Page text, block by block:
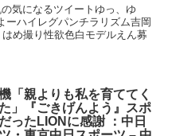
気になるツイートゆっ、ゆ
ーハイレグパンチラリズム吉岡
め撮り性欲色白モデルえん募
「親よりも私を育ててく
」『ごきげんよう』スポ
ったLIONに感謝 ：中日